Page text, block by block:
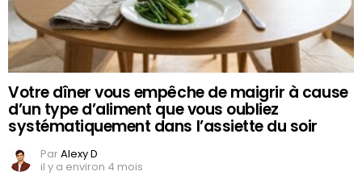
Votre dîner vous empêche de maigrir à cause
d’un type d’aliment que vous oubliez
systématiquement dans l’assiette du soir
ParAlexy D
il y a environ 4 mois